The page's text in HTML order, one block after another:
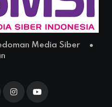
Media Siber